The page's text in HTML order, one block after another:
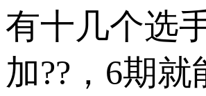
有十几个选
加??，6期就